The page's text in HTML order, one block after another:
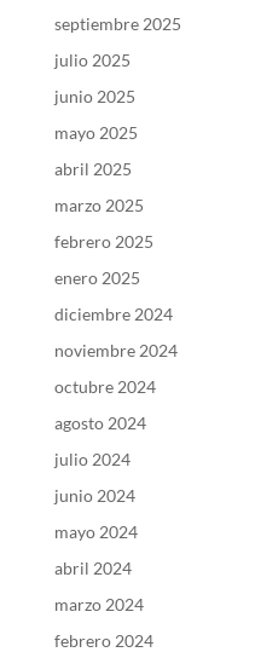
septiembre 2025
julio 2025
junio 2025
mayo 2025
abril 2025
marzo 2025
febrero 2025
enero 2025
diciembre 2024
noviembre 2024
octubre 2024
agosto 2024
julio 2024
junio 2024
mayo 2024
abril 2024
marzo 2024
febrero 2024